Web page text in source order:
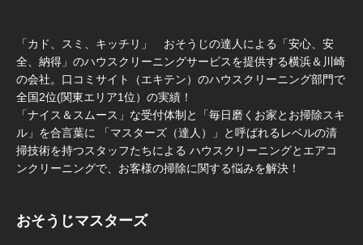
「カド、スミ、キッチリ」 おそうじの達人による「安心、安
全、納得」のハウスクリーニングサービスを提供する横浜＆川崎
の会社。口コミサイト（エキテン）のハウスクリーニング部門で
全国2位(関東エリア1位）の実績！
「ナイス＆スムース」な受付体制と「毎日磨くお家とお掃除スキ
ル」を合言葉に 「マスターズ（達人）」と呼ばれるレベルの清
掃技術を持つスタッフたちによる ハウスクリーニングとエアコ
ンクリーニングで、お客様の掃除に関する悩みを解決！
おそうじマスターズ